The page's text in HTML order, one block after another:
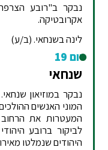
נבקר ב"רובע
אקרובטיקה.
לינה בשנחאי. (ב/ע)
יום 19
שנחאי
נבקר במוזיאון
המוני האנשים
המעטרות את
לביקור ברובע
היהודים שנמלטו